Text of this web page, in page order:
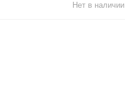
Нет в наличии